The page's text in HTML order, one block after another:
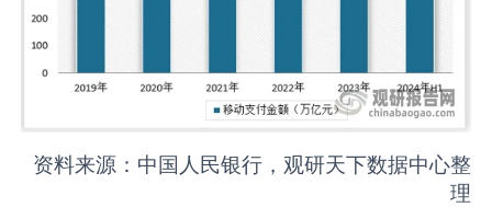
资料来源：中国人民银行，观研天下数据中心整
理